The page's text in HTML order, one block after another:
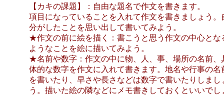
【カキの課題】：自由な題名で作文を書きます。
項目になっていることを入れて作文を書きましょう。
分がしたことを思い出して書いてみよう。
★作文の前に絵を描く：書こうと思う作文の中心とな
ようなことを絵に描いてみよう。
★名前や数字：作文の中に物、人、事、場所の名前、
体的な数字を作文に入れて書きます。地名や行事の名
を書いたり、早さや長さなどは数字で書いたりしまし
う。描いた絵の隣などにメモ書きしておくといいでし